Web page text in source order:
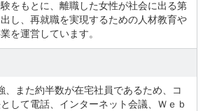
をもとに、離職した女性が社会に出る第
し、再就職を実現するための人材教育や
を運営しています。
、また約半数が在宅社員であるため、コ
して電話、インターネット会議、Ｗｅｂ